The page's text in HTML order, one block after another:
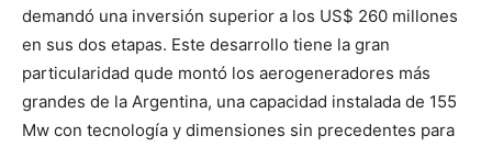
demandó una inversión superior a los US$ 260 millones
en sus dos etapas. Este desarrollo tiene la gran
particularidad qude montó los aerogeneradores más
grandes de la Argentina, una capacidad instalada de 155
Mw con tecnología y dimensiones sin precedentes para